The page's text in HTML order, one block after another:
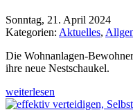
Sonntag, 21. April 2024
Kategorien: Aktuelles,
Die Wohnanlagen-
ihre neue Nestschaukel.
weiterlesen